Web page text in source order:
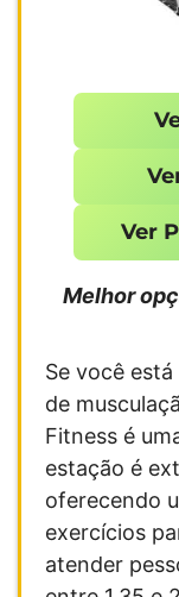
Ver
Melhor
Se você
de
Fitness é
estação é
oferecendo
exercícios
atender